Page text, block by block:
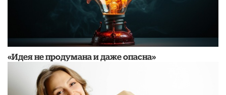
«Идея не продумана и даже опасна»